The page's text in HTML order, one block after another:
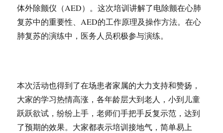
体外除颤仪（AED）。这次培训讲解了电除颤在心肺
复苏中的重要性、AED的工作原理及操作方法。在心
肺复苏的演练中，医务人员积极参与演练。
本次活动也得到了在场患者家属的大力支持和赞扬，
大家的学习热情高涨，各年龄层大到老人，小到儿童
跃跃欲试，纷纷上手，老师们手把手反复示范，达到
了预期的效果。大家都表示培训接地气，简单易上